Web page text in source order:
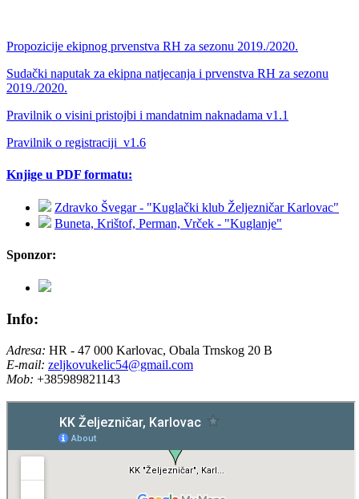
Propozicije ekipnog prvenstva RH za sezonu 2019./2020.
Sudački naputak za ekipna natjecanja i prvenstva RH za sezonu
2019./2020.
Pravilnik o visini pristojbi i mandatnim naknadama v1.1
Pravilnik o registraciji_v1.6
Knjige u PDF formatu:
Zdravko Švegar - "Kuglački klub Željezničar Karlovac"
Buneta, Krištof, Perman, Vrček - "Kuglanje"
Sponzor:
Info:
Adresa: HR - 47 000 Karlovac, Obala Trnskog 20 B
E-mail: zeljkovukelic54@gmail.com
Mob: +385989821143